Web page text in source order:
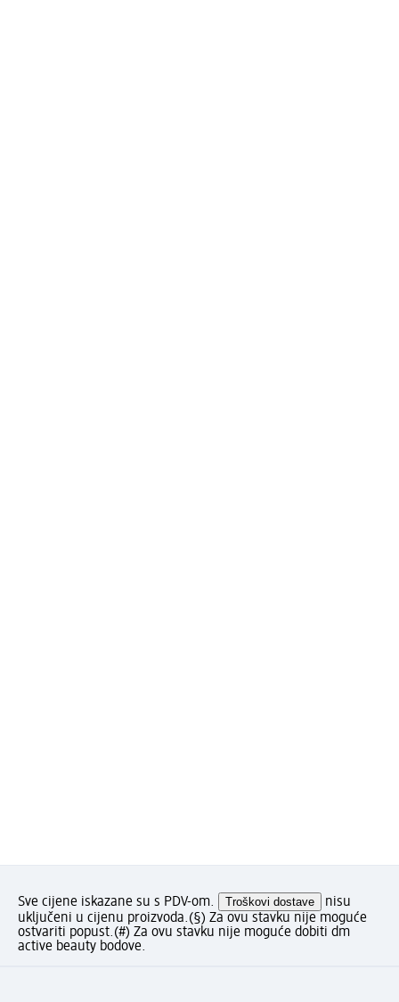
Sve cijene iskazane su s PDV-om. Troškovi dostave
nisu
uključeni u cijenu proizvoda.(§) Za ovu stavku nije moguće
ostvariti popust.(#) Za ovu stavku nije moguće dobiti dm
active beauty bodove.